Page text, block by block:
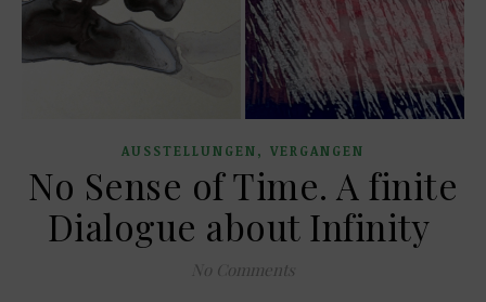
AUSSTELLUNGEN, VERGANGEN
No Sense of Time. A finite
Dialogue about Infinity
No Comments